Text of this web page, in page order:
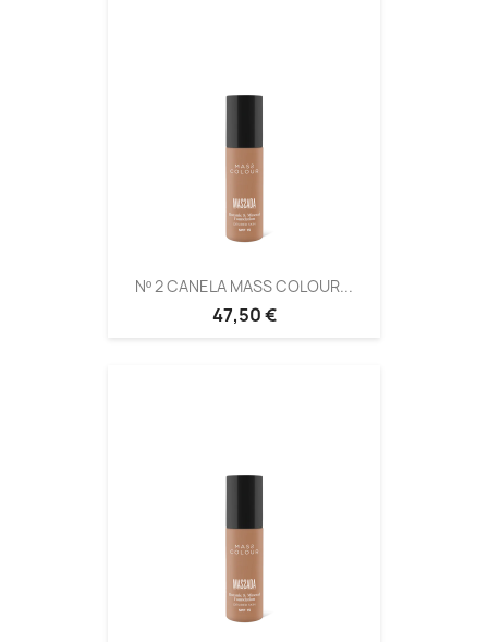
Nº 2 CANELA MASS COLOUR...
47,50 €